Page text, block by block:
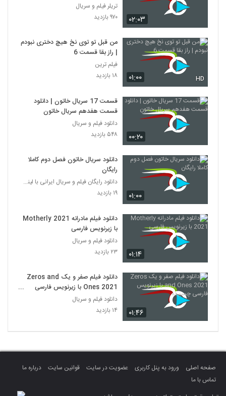
۰۲:۰۳
تریلر فیلم و سریال
۹۷۰ بازدید
۰۱:۰۰ HD
من قبل تو توی نخ هیچ دختری نبودم
| راز بقا قسمت 6
فیلم ترین
۱۸ بازدید
۰۰:۲۰
قسمت 17 سریال خاتون | دانلود
قسمت هفدهم سریال خاتون
دانلود فیلم و سریال
۵۴۸ بازدید
۰۱:۰۰
دانلود سریال خاتون فصل دوم کاملا
رایگان
دانلود رایگان فیلم و سریال ایرانی با لینک مستقیم
۱۹ بازدید
۰۱:۱۴
دانلود فیلم مادرانه Motherly 2021
با زیرنویس فارسی
دانلود فیلم و سریال
۲۳ بازدید
۰۱:۴۶
دانلود فیلم صفر و یک Zeros and
Ones 2021 با زیرنویس فارسی
چسبیده
دانلود فیلم و سریال
۱۴ بازدید
صفحه اصلی ورود به پنل کاربری عضویت در سایت قوانین سایت
درباره ما
تماس با ما